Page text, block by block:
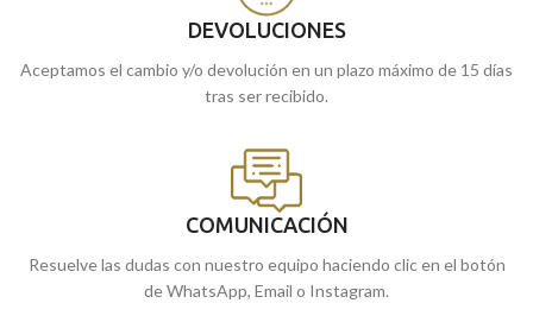
DEVOLUCIONES
Aceptamos el cambio y/o devolución en un plazo máximo de 15 días
tras ser recibido.
COMUNICACIÓN
Resuelve las dudas con nuestro equipo haciendo clic en el botón
de WhatsApp, Email o Instagram.